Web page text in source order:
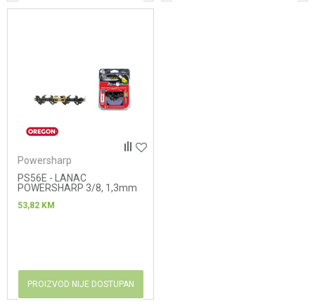
Powersharp
PS56E - LANAC
POWERSHARP 3/8, 1,3mm
53,82 KM
PROIZVOD NIJE DOSTUPAN